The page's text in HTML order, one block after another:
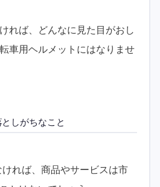
れば、どんなに見た目がおし
車用ヘルメットにはなりませ
しがちなこと
れば、商品やサービスは市